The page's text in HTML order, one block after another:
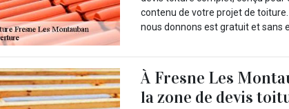
contenu de votre projet de
nous donnons est gratuit et sans
À Fresne Les
la zone de devis